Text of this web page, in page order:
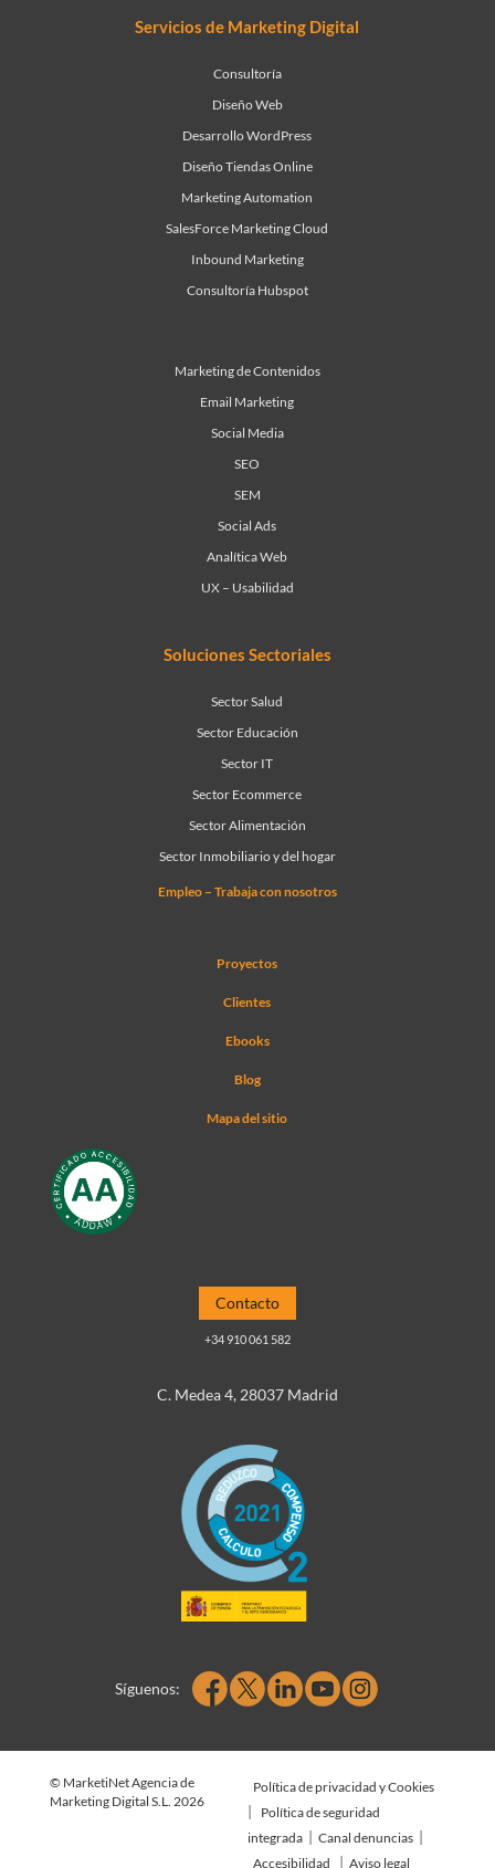
Servicios de Marketing Digital
Consultoría
Diseño Web
Desarrollo WordPress
Diseño Tiendas Online
Marketing Automation
SalesForce Marketing Cloud
Inbound Marketing
Consultoría Hubspot
Marketing de Contenidos
Email Marketing
Social Media
SEO
SEM
Social Ads
Analítica Web
UX – Usabilidad
Soluciones Sectoriales
Sector Salud
Sector Educación
Sector IT
Sector Ecommerce
Sector Alimentación
Sector Inmobiliario y del hogar
Empleo – Trabaja con nosotros
Proyectos
Clientes
Ebooks
Blog
Mapa del sitio
Contacto
+34 910 061 582
C. Medea 4, 28037 Madrid
Síguenos:
© MarketiNet Agencia de
Marketing Digital S.L. 2026
Política de privacidad y Cookies
|
Política de seguridad
integrada | Canal denuncias |
Accesibilidad | Aviso legal